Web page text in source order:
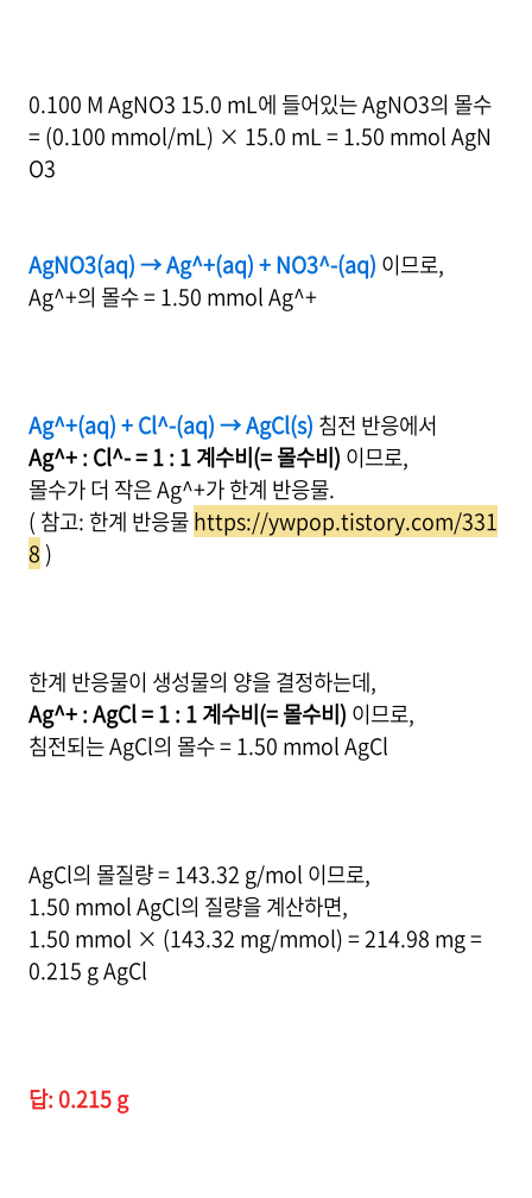
0.100 M AgNO3 15.0 mL에 들어있는 AgNO3의 몰수
= (0.100 mmol/mL) × 15.0 mL = 1.50 mmol AgN
O3
AgNO3(aq) → Ag^+(aq) + NO3^-(aq) 이므로,
Ag^+의 몰수 = 1.50 mmol Ag^+
Ag^+(aq) + Cl^-(aq) → AgCl(s) 침전 반응에서
Ag^+ : Cl^- = 1 : 1 계수비(= 몰수비) 이므로,
몰수가 더 작은 Ag^+가 한계 반응물.
( 참고: 한계 반응물https://ywpop.tistory.com/331
8 )
한계 반응물이 생성물의 양을 결정하는데,
Ag^+ : AgCl = 1 : 1 계수비(= 몰수비) 이므로,
침전되는 AgCl의 몰수 = 1.50 mmol AgCl
AgCl의 몰질량 = 143.32 g/mol 이므로,
1.50 mmol AgCl의 질량을 계산하면,
1.50 mmol × (143.32 mg/mmol) = 214.98 mg =
0.215 g AgCl
답: 0.215 g